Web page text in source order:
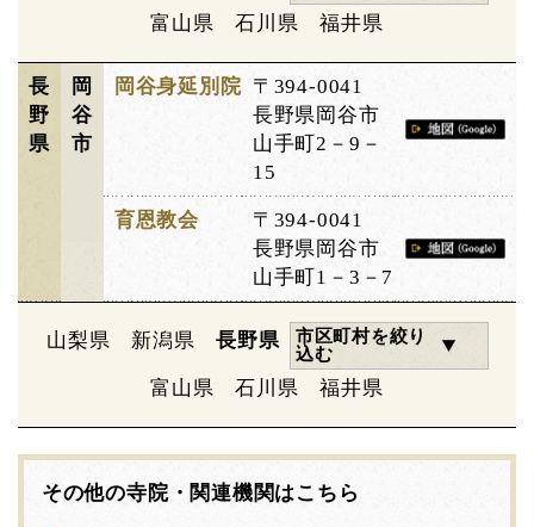
富山県 石川県 福井県
長
野
県
岡
谷
市
岡谷身延別院 〒394-0041
長野県岡谷市
山手町2－9－
15
育恩教会
〒394-0041
長野県岡谷市
山手町1－3－7
山梨県 新潟県 長野県
市区町村を絞り
込む
富山県 石川県 福井県
その他の寺院・関連機関はこちら